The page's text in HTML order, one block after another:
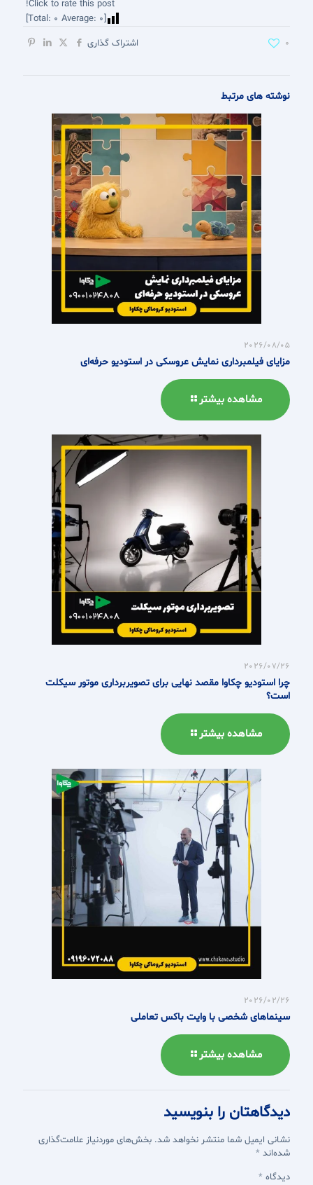
Click to rate this post!
[Total:
0 Average: 0
]
اشتراک گذاری
0
نوشته های مرتبط
2026/08/05
مزایای فیلمبرداری نمایش عروسکی در استودیو حرفه‌ای
مشاهده بیشتر
2026/07/26
چرا استودیو چکاوا مقصد نهایی برای تصویربرداری موتور سیکلت
است؟
مشاهده بیشتر
2026/02/26
سینماهای شخصی با وایت باکس تعاملی
مشاهده بیشتر
دیدگاهتان را بنویسید
نشانی ایمیل شما منتشر نخواهد شد. بخش‌های موردنیاز علامت‌گذاری
شده‌اند *
دیدگاه *